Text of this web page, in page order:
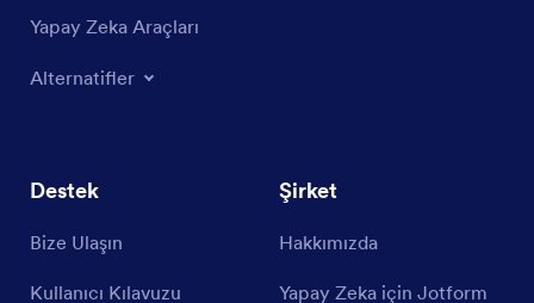
Yapay Zeka Araçları
Alternatifler
Destek
Bize Ulaşın
Kullanıcı Kılavuzu
Şirket
Hakkımızda
Yapay Zeka için Jotform